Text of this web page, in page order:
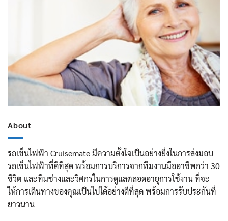
About
รถเข็นไฟฟ้า Cruisemate มีความตั้งใจเป็นอย่างยิ่งในการส่งมอบ
รถเข็นไฟฟ้าที่ดีทีสุด พร้อมการบริการจากทีมงานมืออาชีพกว่า 30
ชีวิต และทีมช่างและวิศกรในการดูแลตลอดอายุการใช้งาน ที่จะ
ให้การเดินทางของคุณเป็นไปได้อย่างดีที่สุด พร้อมการรับประกันที่
ยาวนาน